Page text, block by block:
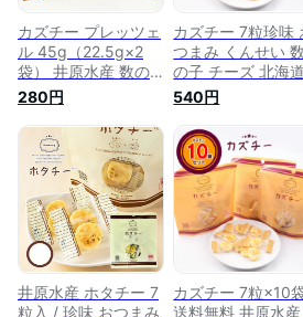
カズチー プレッツェ
ル 45g（22.5g×2
袋） 井原水産 数の
子 チーズ 北海道発
マリアージュ 燻製
おすすめ おいしい
かずちー 井原水産
お取り寄せ 物産展
ギフト
280円
カズチー 7粒珍味
つまみ くんせい 数
の子 チーズ 北海道
発マリアージュ 燻
くせになる パリポ
食感 おすすめ おい
しい かずちー 井原
水産 お取り寄せ
産展 ギフト お試し
540円
井原水産 ホタチー 7
粒入 / 珍味 おつまみ
カズチー 7粒×10
送料無料 井原水